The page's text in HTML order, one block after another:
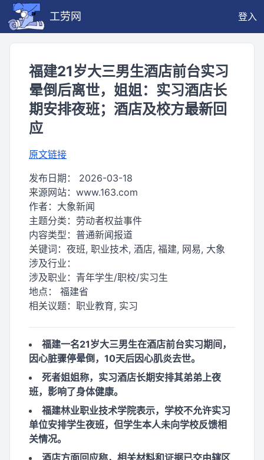
工劳网 登入
福建21岁大三男生酒店前台实习
晕倒后离世，姐姐：实习酒店长
期安排夜班；酒店及校方最新回
应
原文链接
发布日期： 2026-03-18
来源网站： www.163.com
作者： 大象新闻
主题分类： 劳动者权益事件
内容类型： 普通新闻报道
关键词： 夜班, 职业技术, 酒店, 福建, 网易, 大象
涉及行业：
涉及职业： 青年学生/职校/实习生
地点： 福建省
相关议题： 职业教育, 实习
福建一名21岁大三男生在酒店前台实习期间，
因心脏骤停晕倒，10天后因心肌炎去世。
死者姐姐称，实习酒店长期安排其弟弟上夜
班，影响了身体健康。
福建林业职业技术学院表示，学校不允许实习
单位安排学生夜班，但学生本人未向学校反馈相
关情况。
酒店方面回应称，相关材料和证据已交由辖区